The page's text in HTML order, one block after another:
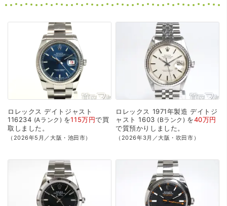
ロレックス デイトジャスト
116234
Aランク を115万円で買
取 しました。
（2026年5月／大阪・池田市）
ロレックス 1971年製造 デイトジ
ャスト 1603 Bランク を40万円
で質預かり しました。
（2026年3月／大阪・吹田市）